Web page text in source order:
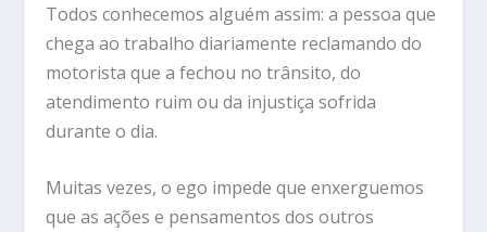
Todos conhecemos alguém assim: a pessoa que
chega ao trabalho diariamente reclamando do
motorista que a fechou no trânsito, do
atendimento ruim ou da injustiça sofrida
durante o dia.
Muitas vezes, o ego impede que enxerguemos
que as ações e pensamentos dos outros